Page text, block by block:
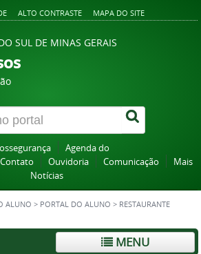
ALTO CONTRASTE MAPA DO SITE
SUL DE MINAS GERAIS
Agenda do
Contato Ouvidoria Comunicação
Mais
Notícias
ALUNO > PORTAL DO ALUNO > RESTAURANTE
MENU